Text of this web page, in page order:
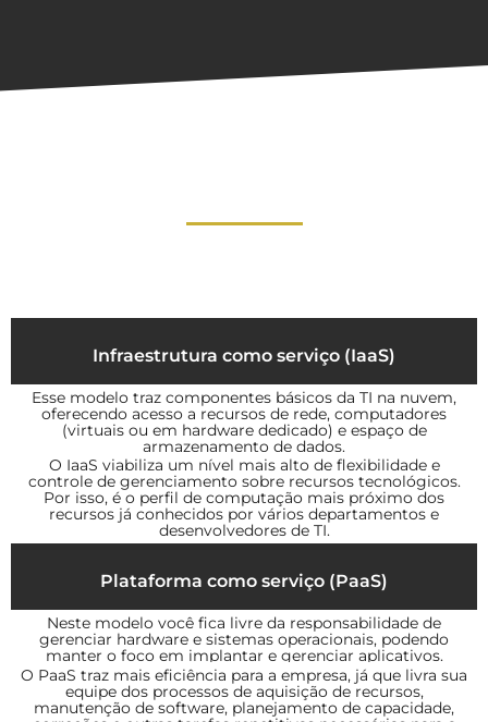
Infraestrutura como serviço (IaaS)
Esse modelo traz componentes básicos da TI na nuvem,
oferecendo acesso a recursos de rede, computadores
(virtuais ou em hardware dedicado) e espaço de
armazenamento de dados.
O IaaS viabiliza um nível mais alto de flexibilidade e
controle de gerenciamento sobre recursos tecnológicos.
Por isso, é o perfil de computação mais próximo dos
recursos já conhecidos por vários departamentos e
desenvolvedores de TI.
Plataforma como serviço (PaaS)
Neste modelo você fica livre da responsabilidade de
gerenciar hardware e sistemas operacionais, podendo
manter o foco em implantar e gerenciar aplicativos.
O PaaS traz mais eficiência para a empresa, já que livra sua
equipe dos processos de aquisição de recursos,
manutenção de software, planejamento de capacidade,